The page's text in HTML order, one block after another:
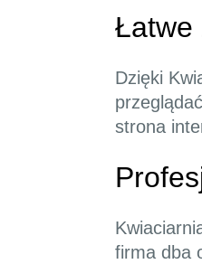
Łatwe
Dzięki
strona
firma dba